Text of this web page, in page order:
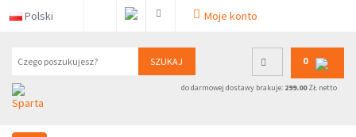
Polski Moje konto
SZUKAJ 0
do darmowej dostawy brakuje: 299.00ZŁ netto